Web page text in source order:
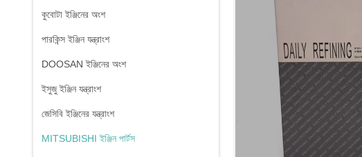
কুবোটা ইঞ্জিনের অংশ
পারকিন্স ইঞ্জিন যন্ত্রাংশ
DOOSAN ইঞ্জিনের অংশ
ইসুজু ইঞ্জিন যন্ত্রাংশ
জেসিবি ইঞ্জিনের যন্ত্রাংশ
MITSUBISHI ইঞ্জিন পার্টস